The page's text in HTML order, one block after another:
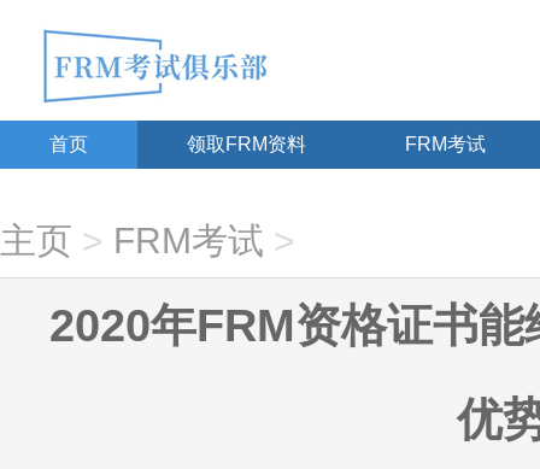
首页 领取FRM资料 FRM考试
主页 > FRM考试 >
2020年FRM资格证书
优